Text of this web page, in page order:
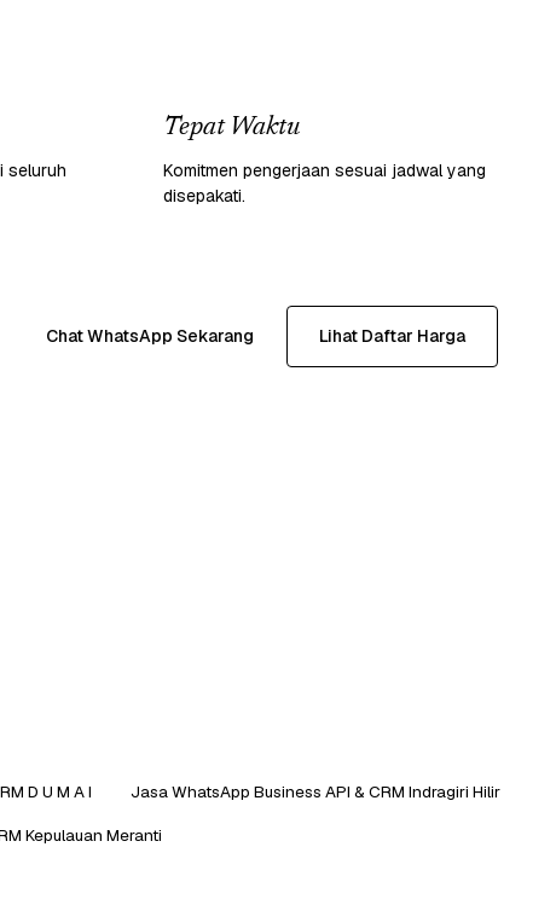
seluruh
Tepat Waktu
Komitmen pengerjaan sesuai jadwal yang
disepakati.
Chat WhatsApp Sekarang Lihat Daftar Harga
D U M A I
Jasa WhatsApp Business API & CRM Indragiri Hilir
Kepulauan Meranti